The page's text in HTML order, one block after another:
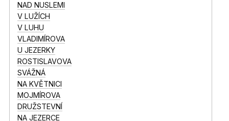
NAD NUSLEMI
V LUŽÍCH
V LUHU
VLADIMÍROVA
U JEZERKY
ROSTISLAVOVA
SVÁŽNÁ
NA KVĚTNICI
MOJMÍROVA
DRUŽSTEVNÍ
NA JEZERCE